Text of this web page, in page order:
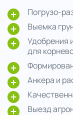
Погрузо-
Выемка
Удобрения
для
Анкера и
Выезд